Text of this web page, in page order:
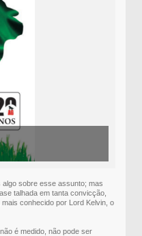
algo sobre esse assunto; mas
talhada em tanta convicção,
conhecido por Lord Kelvin, o
é medido, não pode ser